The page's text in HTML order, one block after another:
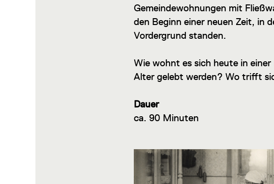
Gemeindewohnungen mit
den Beginn einer neuen Zeit, in
Vordergrund standen.
Wie wohnt es sich heute in
Alter gelebt werden? Wo trifft
Dauer
ca. 90 Minuten